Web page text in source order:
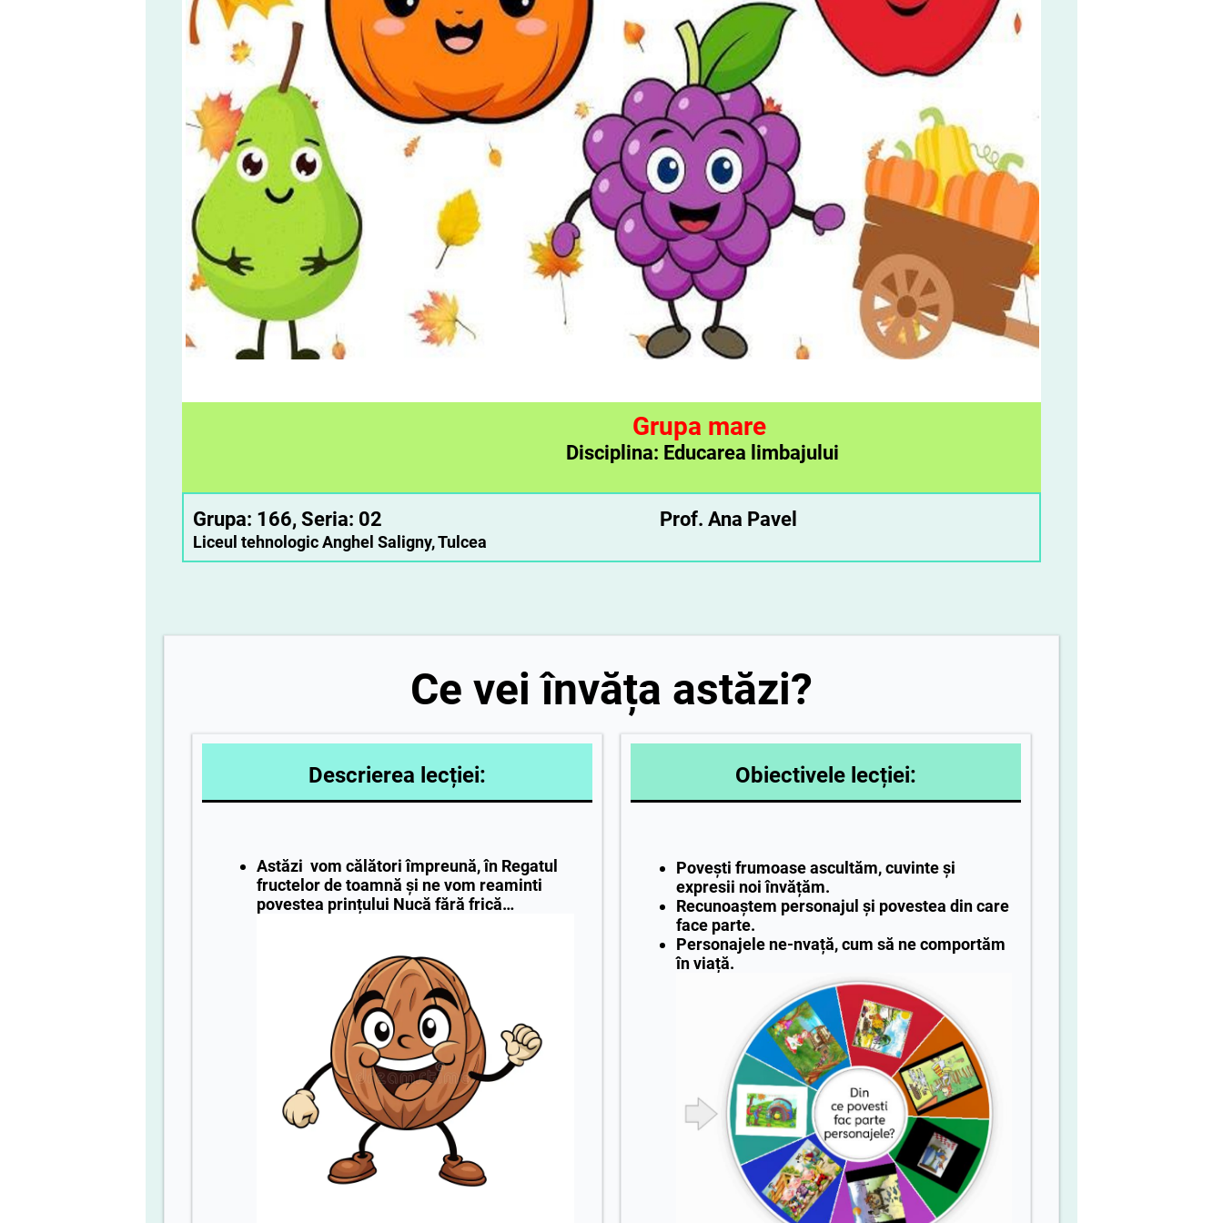
Grupa mare
Disciplina: Educarea limbajului
Grupa: 166, Seria: 02 Prof. Ana Pavel
Liceul tehnologic Anghel Saligny, Tulcea
Ce vei învăța astăzi?
Descrierea lecției:
Astăzi vom călători împreună,în Regatul
fructelorde toamnă și ne vom reaminti
povestea prințului Nucă fără frică…
Obiectivele lecției:
Povești frumoase ascultăm, cuvinte și
expresii noi învățăm.
Recunoaștem personajul și povestea din care
face parte.
Personajele ne-nvață, cum să ne comportăm
în viață.